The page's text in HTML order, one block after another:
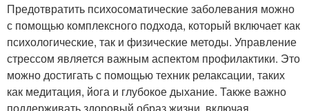
Предотвратить психосоматические заболевания можно
с помощью комплексного подхода, который включает как
психологические, так и физические методы. Управление
стрессом является важным аспектом профилактики. Это
можно достигать с помощью техник релаксации, таких
как медитация, йога и глубокое дыхание. Также важно